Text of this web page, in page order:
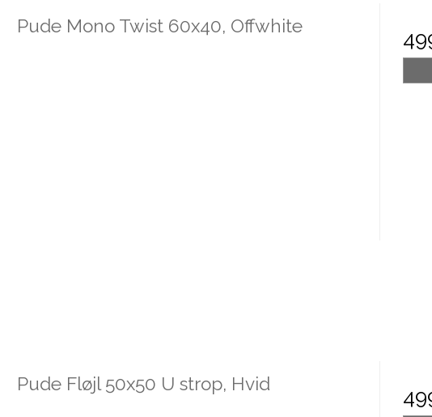
Pude Mono Twist 60x40, Offwhite
Pude Fløjl 50x50 U strop, Hvid